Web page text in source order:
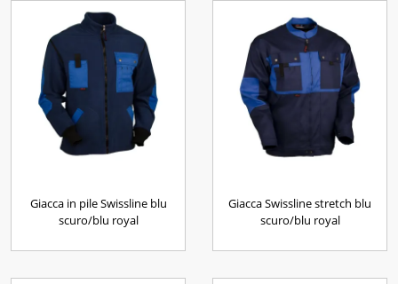
Giacca in pile Swissline blu
scuro/blu royal
Giacca Swissline stretch blu
scuro/blu royal